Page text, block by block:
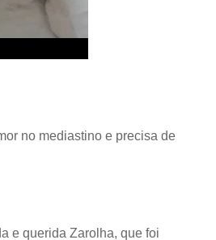
no mediastino e precisa de
e querida Zarolha, que foi